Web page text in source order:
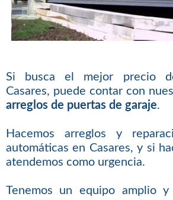
Si busca el mejor precio
Casares, puede contar con
arreglos de puertas de garaje.
Hacemos arreglos y
automáticas en Casares, y si
atendemos como urgencia.
Tenemos un equipo amplio